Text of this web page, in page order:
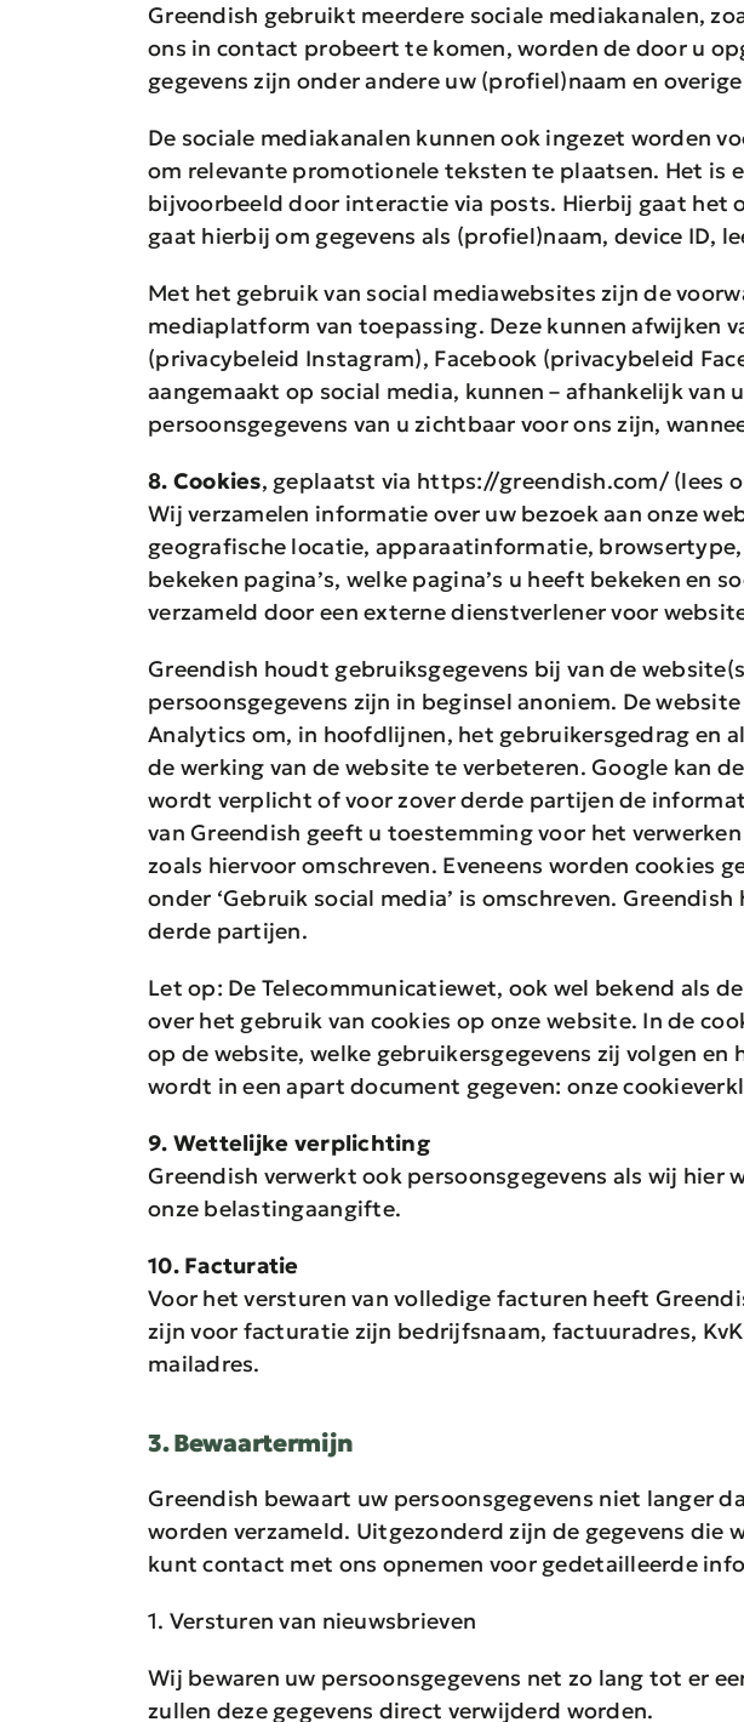
Greendish gebruikt meerdere sociale mediakanalen,
ons in contact probeert te komen, worden de door u
gegevens zijn onder andere uw (profiel)naam en
De sociale mediakanalen kunnen ook ingezet worden
om relevante promotionele teksten te plaatsen. Het is
bijvoorbeeld door interactie via posts. Hierbij gaat het
gaat hierbij om gegevens als (profiel)naam, device ID,
Met het gebruik van social mediawebsites zijn de
mediaplatform van toepassing. Deze kunnen afwijken
(privacybeleid Instagram), Facebook (privacybeleid
aangemaakt op social media, kunnen – afhankelijk
persoonsgegevens van u zichtbaar voor ons zijn,
8. Cookies, geplaatst via https://greendish.com/ (lees
Wij verzamelen informatie over uw bezoek aan onze
geografische locatie, apparaatinformatie,
bekeken pagina’s, welke pagina’s u heeft bekeken
verzameld door een externe dienstverlener voor
Greendish houdt gebruiksgegevens bij van de
persoonsgegevens zijn in beginsel anoniem. De
Analytics om, in hoofdlijnen, het gebruikersgedrag en
de werking van de website te verbeteren. Google kan
wordt verplicht of voor zover derde partijen de
van Greendish geeft u toestemming voor het
zoals hiervoor omschreven. Eveneens worden
onder ‘Gebruik social media’ is omschreven.
derde partijen.
Let op: De Telecommunicatiewet, ook wel bekend als
over het gebruik van cookies op onze website. In de
op de website, welke gebruikersgegevens zij volgen
wordt in een apart document gegeven: onze
9. Wettelijke verplichting
Greendish verwerkt ook persoonsgegevens als wij
onze belastingaangifte.
10. Facturatie
Voor het versturen van volledige facturen heeft
zijn voor facturatie zijn bedrijfsnaam, factuuradres,
mailadres.
3. Bewaartermijn
Greendish bewaart uw persoonsgegevens niet langer
worden verzameld. Uitgezonderd zijn de gegevens die
kunt contact met ons opnemen voor gedetailleerde
1. Versturen van nieuwsbrieven
Wij bewaren uw persoonsgegevens net zo lang tot er
zullen deze gegevens direct verwijderd worden.